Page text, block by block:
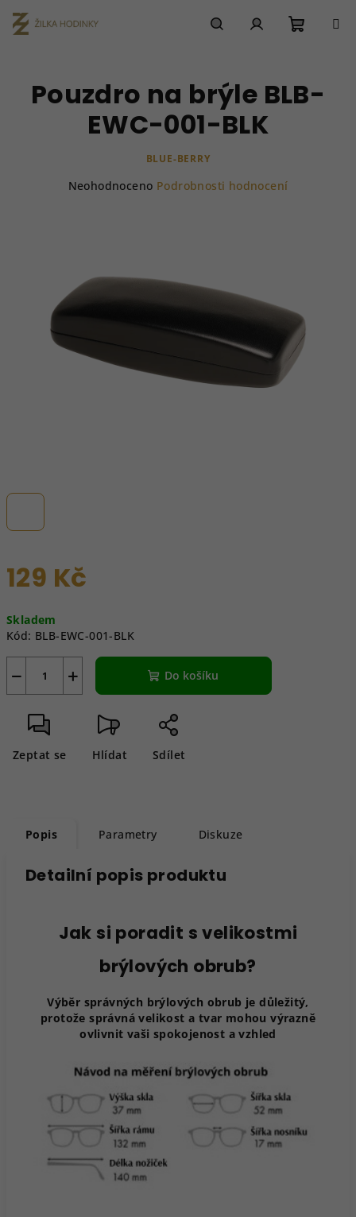
na
obsah
košík
129 Kč
cena:
Skladem
Kód: BLB-EWC-001-BLK
+
− Do košíku
Zeptat se Hlídat Sdílet
Pouzdro na brýle BLB-
EWC-001-BLK
BLUE-BERRY
hvězdiček.
Neohodnoceno Podrobnosti hodnocení
Popis Parametry Diskuze
Detailní popis produktu
Jak si poradit s velikostmi
brýlových obrub?
Výběr správných brýlových obrub je důležitý,
protože správná velikost a tvar mohou výrazně
ovlivnit vaši spokojenost a vzhled